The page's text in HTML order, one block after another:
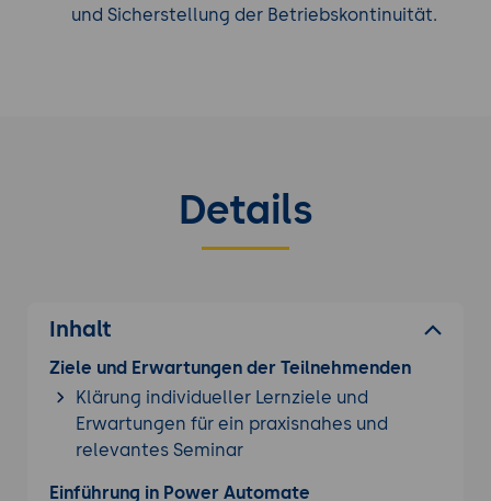
und Sicherstellung der Betriebskontinuität.
Details
Inhalt
Ziele und Erwartungen der Teilnehmenden
Klärung individueller Lernziele und
Erwartungen für ein praxisnahes und
relevantes Seminar
Einführung in Power Automate